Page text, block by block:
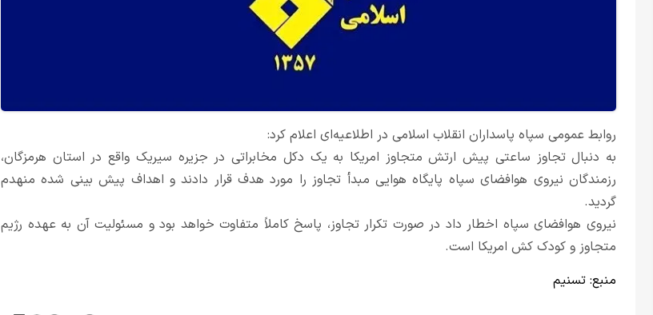
روابط عمومی سپاه پاسداران انقلاب اسلامی در اطلاعیه‌ای اعلام کرد:
به دنبال تجاوز ساعتی پیش ارتش متجاوز امریکا به یک دکل مخابراتی در جزیره سیریک واقع در استان هرمزگان،
رزمندگان نیروی هوافضای سپاه پایگاه هوایی مبدأ تجاوز را مورد هدف قرار دادند و اهداف پیش بینی شده منهدم
گردید.
نیروی هوافضای سپاه اخطار داد در صورت تکرار تجاوز، پاسخ کاملاً متفاوت خواهد بود و مسئولیت آن به عهده رژیم
متجاوز و کودک کش امریکا است.
منبع: تسنیم